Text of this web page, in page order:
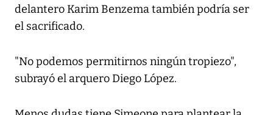
delantero Karim Benzema también podría ser
el sacrificado.
"No podemos permitirnos ningún tropiezo",
subrayó el arquero Diego López.